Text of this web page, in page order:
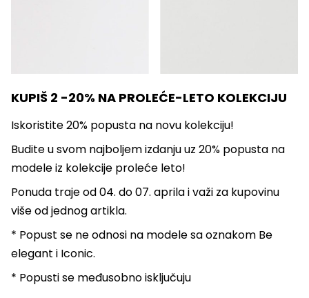
KUPIŠ 2 -20% NA PROLEĆE-LETO KOLEKCIJU
Iskoristite 20% popusta na novu kolekciju!
Budite u svom najboljem izdanju uz 20% popusta na
modele iz kolekcije proleće leto!
Ponuda traje od 04. do 07. aprila i važi za kupovinu
više od jednog artikla.
* Popust se ne odnosi na modele sa oznakom Be
elegant i Iconic.
* Popusti se međusobno isključuju